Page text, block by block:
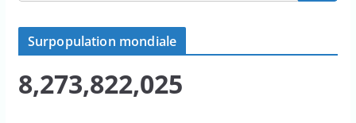
Surpopulation mondiale
8,273,822,027